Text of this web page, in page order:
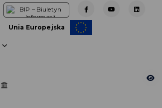
Unia Europejska